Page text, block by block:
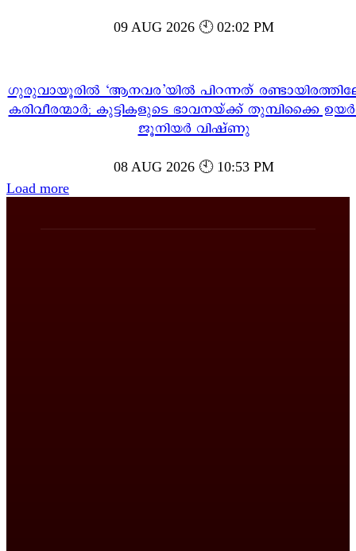
09 AUG 2026 🕙 02:02 PM
ഗുരുവായൂരിൽ ‘ആനവര’യിൽ പിറന്നത്
കരിവീരന്മാർ; കുട്ടികളുടെ ഭാവനയ്ക്ക് തുമ്പിക്കൈ
ജൂനിയർ വിഷ്ണു
08 AUG 2026 🕙 10:53 PM
Load more